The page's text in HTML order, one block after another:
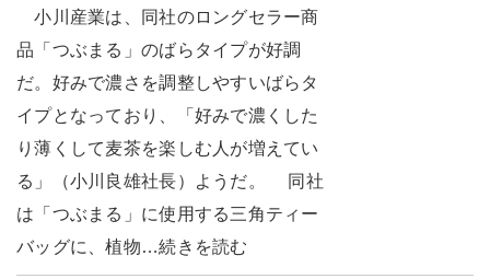
小川産業は、同社のロングセラー商
品「つぶまる」のばらタイプが好調
だ。好みで濃さを調整しやすいばらタ
イプとなっており、「好みで濃くした
り薄くして麦茶を楽しむ人が増えてい
る」（小川良雄社長）ようだ。 同社
は「つぶまる」に使用する三角ティー
バッグに、植物…続きを読む